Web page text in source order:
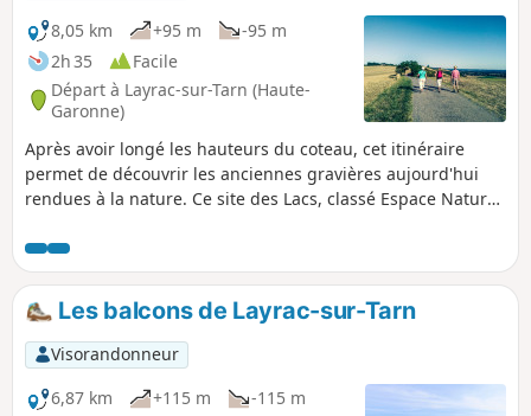
8,05 km
+95 m
-95 m
2h 35
Facile
Départ à Layrac-sur-Tarn (Haute-
Garonne)
Après avoir longé les hauteurs du coteau, cet itinéraire
permet de découvrir les anciennes gravières aujourd'hui
rendues à la nature. Ce site des Lacs, classé Espace Naturel
une variété d'habitats dont la zone sanctuaire des oiseaux,
accueillant entre autres une importante colonie de hérons
cendrés. N'oubliez pas vos jumelles !
Les balcons de Layrac-sur-Tarn
Visorandonneur
6,87 km
+115 m
-115 m